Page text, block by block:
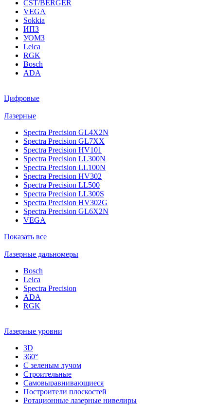
CST/BERGER
VEGA
Sokkia
ИПЗ
УОМЗ
Leica
RGK
Bosch
ADA
Цифровые
Лазерные
Spectra Precision GL4X2N
Spectra Precision GL7XX
Spectra Precision HV101
Spectra Precision LL300N
Spectra Precision LL100N
Spectra Precision HV302
Spectra Precision LL500
Spectra Precision LL300S
Spectra Precision HV302G
Spectra Precision GL6X2N
VEGA
Показать все
Лазерные дальномеры
Bosch
Leica
Spectra Precision
ADA
RGK
Лазерные уровни
3D
360°
С зеленым лучом
Строительные
Самовыравнивающиеся
Построители плоскостей
Ротационные лазерные нивелиры